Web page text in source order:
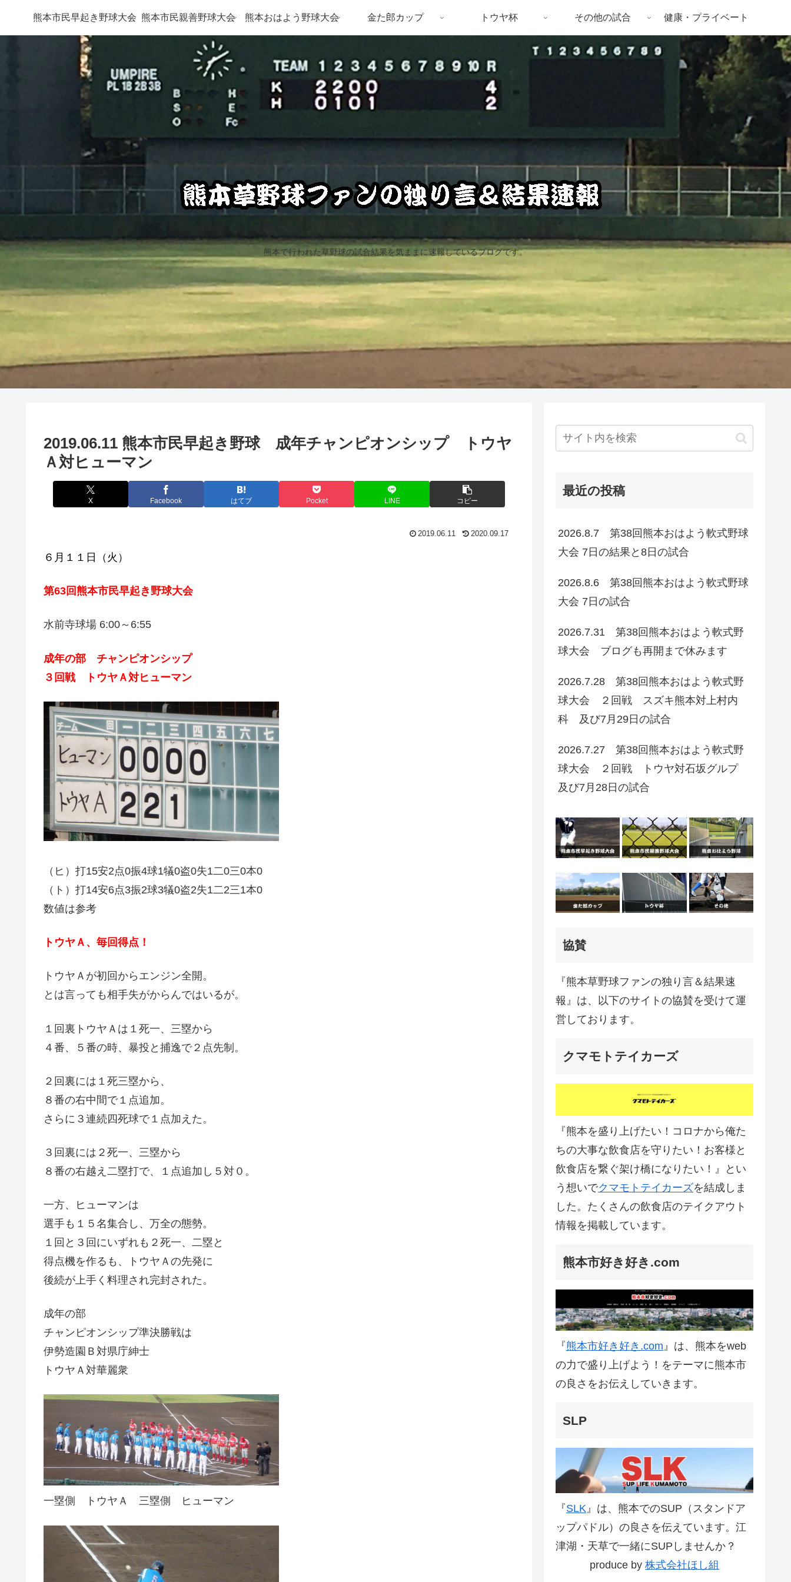
熊本で行われた草野球の試合結果を気ままに速報しているブログです。
熊本市民早起き野球大会 熊本市民親善野球大会 熊本おはよう野球大会 金た郎カップ トウヤ杯 その他の試合 健康・プライベート
2019.06.11 熊本市民早起き野球 成年チャンピオンシップ トウヤ
Ａ対ヒューマン
X Facebook はてブ Pocket LINE コピー
2019.06.11 2020.09.17
６月１１日（火）
第63回熊本市民早起き野球大会
水前寺球場 6:00～6:55
成年の部 チャンピオンシップ
３回戦 トウヤＡ対ヒューマン
（ヒ）打15安2点0振4球1犠0盗0失1二0三0本0
（ト）打14安6点3振2球3犠0盗2失1二2三1本0
数値は参考
トウヤＡ、毎回得点！
トウヤＡが初回からエンジン全開。
とは言っても相手失がからんではいるが。
１回裏トウヤＡは１死一、三塁から
４番、５番の時、暴投と捕逸で２点先制。
２回裏には１死三塁から、
８番の右中間で１点追加。
さらに３連続四死球で１点加えた。
３回裏には２死一、三塁から
８番の右越え二塁打で、１点追加し５対０。
一方、ヒューマンは
選手も１５名集合し、万全の態勢。
１回と３回にいずれも２死一、二塁と
得点機を作るも、トウヤＡの先発に
後続が上手く料理され完封された。
成年の部
チャンピオンシップ準決勝戦は
伊勢造園Ｂ対県庁紳士
トウヤＡ対華麗衆
一塁側 トウヤＡ 三塁側 ヒューマン
最近の投稿
2026.8.7 第38回熊本おはよう軟式野球
大会 7日の結果と8日の試合
2026.8.6 第38回熊本おはよう軟式野球
大会 7日の試合
2026.7.31 第38回熊本おはよう軟式野
球大会 ブログも再開まで休みます
2026.7.28 第38回熊本おはよう軟式野
球大会 ２回戦 スズキ熊本対上村内
科 及び7月29日の試合
2026.7.27 第38回熊本おはよう軟式野
球大会 ２回戦 トウヤ対石坂グルプ
及び7月28日の試合
協賛
『熊本草野球ファンの独り言＆結果速
報』は、以下のサイトの協賛を受けて運
営しております。
クマモトテイカーズ
『熊本を盛り上げたい！コロナから俺た
ちの大事な飲食店を守りたい！お客様と
飲食店を繋ぐ架け橋になりたい！』とい
う想いでクマモトテイカーズを結成しま
した。たくさんの飲食店のテイクアウト
情報を掲載しています。
熊本市好き好き.com
『熊本市好き好き.com 』は、熊本をweb
の力で盛り上げよう！をテーマに熊本市
の良さをお伝えしていきます。
SLP
『SLK 』は、熊本でのSUP（スタンドア
ップパドル）の良さを伝えています。江
津湖・天草で一緒にSUPしませんか？
produce by 株式会社ほし組